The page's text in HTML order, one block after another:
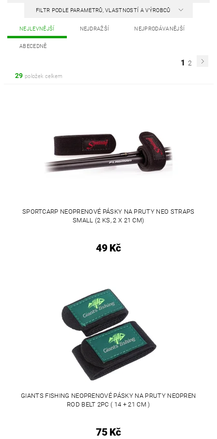
FILTR PODLE PARAMETRŮ, VLASTNOSTÍ A VÝROBCŮ
NEJLEVNĚJŠÍ NEJDRAŽŠÍ NEJPRODÁVANĚJŠÍ
ABECEDNĚ
1 2
29 položek celkem
SPORTCARP NEOPRENOVÉ PÁSKY NA PRUTY NEO STRAPS
SMALL (2 KS, 2 X 21 CM)
49 Kč
GIANTS FISHING NEOPRENOVÉ PÁSKY NA PRUTY NEOPREN
ROD BELT 2PC ( 14 + 21 CM )
75 Kč